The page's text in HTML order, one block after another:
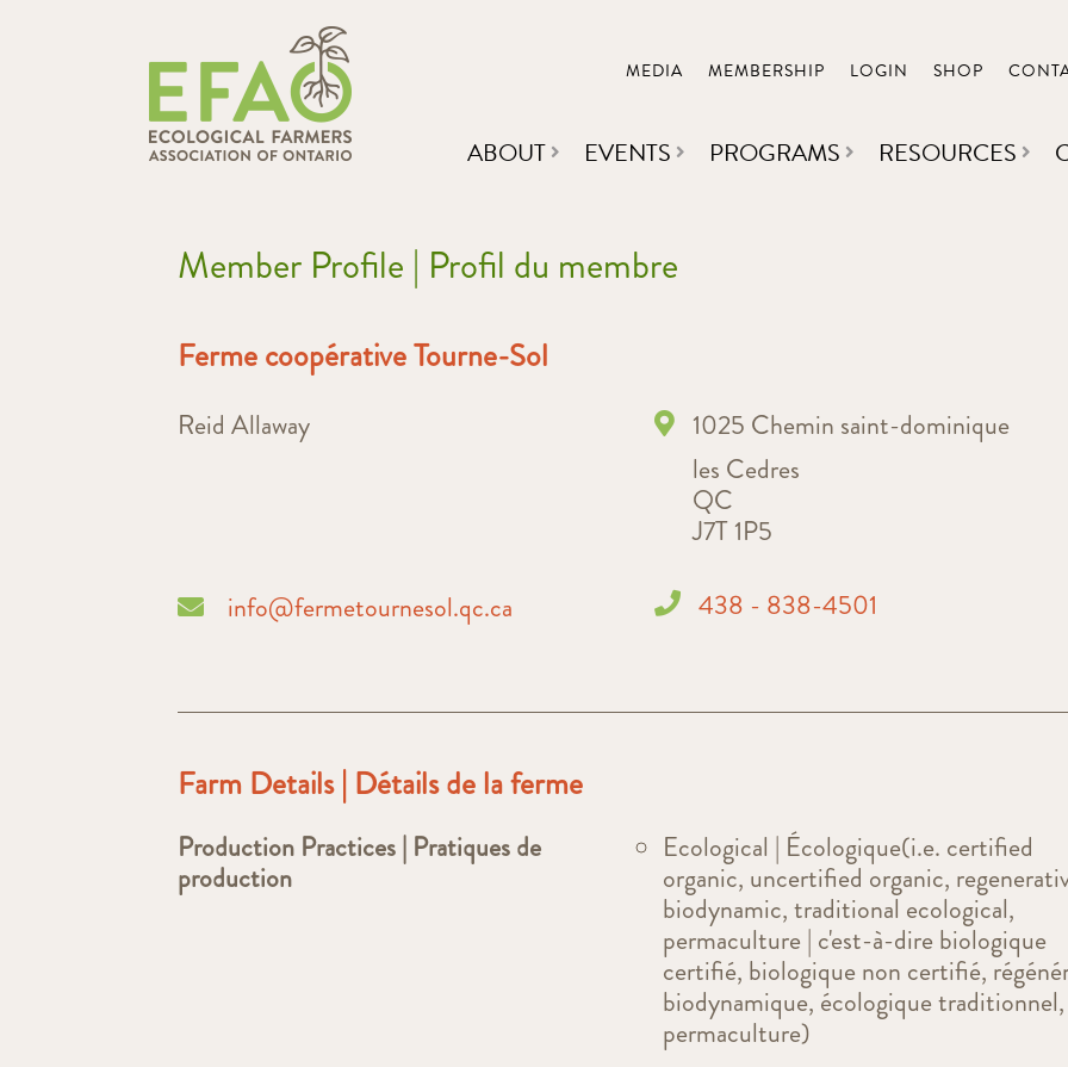
MEDIA MEMBERSHIP LOGIN SHOP
ABOUT EVENTS PROGRAMS RESOURCES
Member Profile | Profil du membre
Ferme coopérative Tourne-Sol
Reid Allaway
1025 Chemin saint-dominique
les Cedres
QC
J7T 1P5
info@fermetournesol.qc.ca 438 - 838-4501
Farm Details | Détails de la ferme
Production Practices | Pratiques de
production
Ecological | Écologique(i.e. certified
organic, uncertified organic,
biodynamic, traditional ecological,
permaculture | c'est-à-dire biologique
certifié, biologique non certifié,
biodynamique, écologique traditionnel,
permaculture)